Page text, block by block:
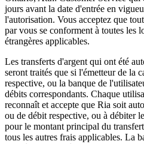
jours avant la date d'entrée en
l'autorisation. Vous acceptez que
par vous se conforment à toutes les
étrangères applicables.
Les transferts d'argent qui ont été
seront traités que si l'émetteur de la
respective, ou la banque de
débits correspondants. Chaque
reconnaît et accepte que Ria soit
ou de débit respective, ou à débiter
pour le montant principal du
tous les autres frais applicables. La